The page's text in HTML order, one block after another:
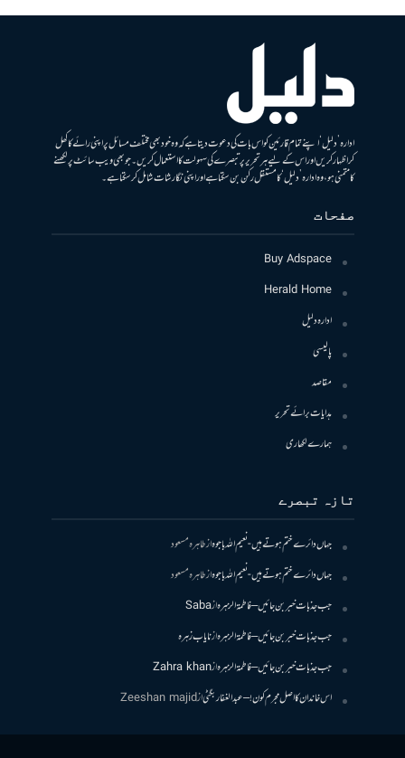
ادارہ ’دلیل‘ اپنے تمام قارئین کو اس بات کی دعوت دیتا ہے کہ وہ خود بھی مختلف مسائل پر اپنی رائے کا کھل
کر اظہار کریں اور اس کے لیے ہر تحریر پر تبصرے کی سہولت کا استعمال کریں۔ جو بھی ویب سائٹ پر لکھنے
کا متمنی ہو، وہ ادارہ ’دلیل‘ کا مستقل رکن بن سکتا ہے اور اپنی نگارشات شامل کرسکتا ہے۔
صفحات
Buy Adspace
Herald Home
ادارہ دلیل
پالیسی
مقاصد
ہدایات برائے تحریر
ہمارے لکھاری
تازہ تبصرے
جہاں دائرے ختم ہوتے ہیں- نعیم اللہ باجوہازطاہرہ مسعود
جہاں دائرے ختم ہوتے ہیں- نعیم اللہ باجوہازطاہرہ مسعود
جب جذبات خبر بن جائیں – فاطمۃالزہرہازSaba
جب جذبات خبر بن جائیں – فاطمۃالزہرہازنایاب زہرہ
جب جذبات خبر بن جائیں – فاطمۃالزہرہازZahra khan
اس خاندان کا اصل مجرم کون! – عبدالغفار بگٹیازZeeshan majid